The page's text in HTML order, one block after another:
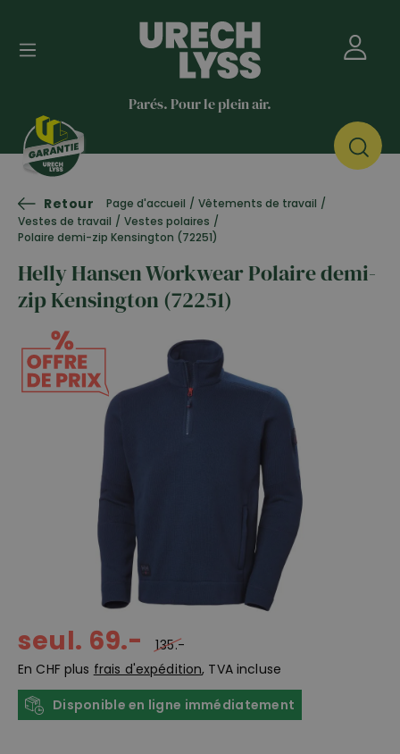
Parés. Pour le plein air.
Retour Page d'accueil / Vêtements de travail /
Vestes de travail / Vestes polaires /
Polaire demi-zip Kensington (72251)
Helly Hansen Workwear Polaire demi-
zip Kensington (72251)
seul. 69.-
135.-
En CHF plus frais d'expédition, TVA incluse
Disponible en ligne immédiatement